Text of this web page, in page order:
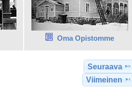
Oma Opistomme
Seuraava
Viimeinen